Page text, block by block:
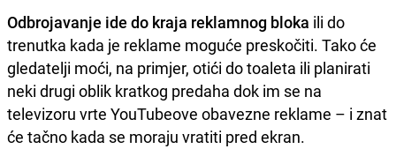
Odbrojavanje ide do kraja reklamnog bloka ili do
trenutka kada je reklame moguće preskočiti. Tako će
gledatelji moći, na primjer, otići do toaleta ili planirati
neki drugi oblik kratkog predaha dok im se na
televizoru vrte YouTubeove obavezne reklame – i znat
će tačno kada se moraju vratiti pred ekran.